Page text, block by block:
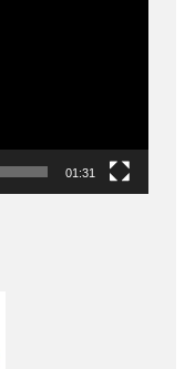
01:31